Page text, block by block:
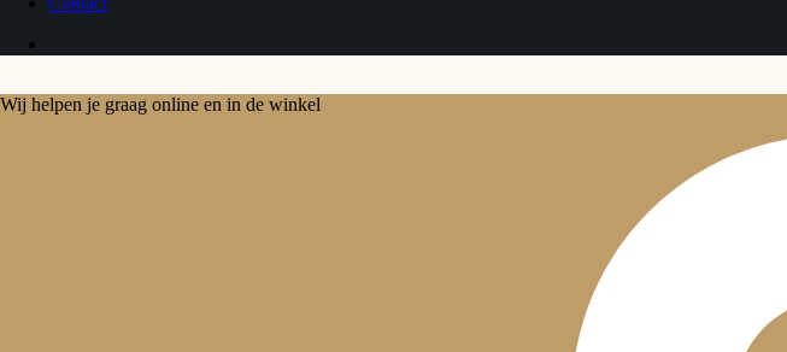
Wij helpen je graag online en in de winkel